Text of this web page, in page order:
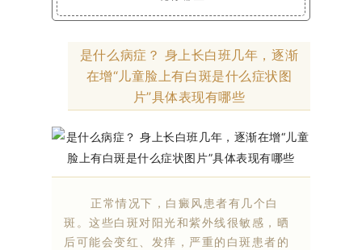
是什么病症？ 身上长白班几年，逐渐
在增“儿童脸上有白斑是什么症状图
片”具体表现有哪些
正常情况下，白癜风患者有几个白
斑。这些白斑对阳光和紫外线很敏感，晒
后可能会变红、发痒，严重的白斑患者的